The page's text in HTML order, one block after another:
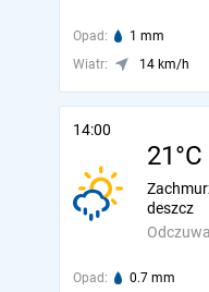
Opad: 1 mm
Wiatr:
14 km/h
14:00
21°C
deszcz
Opad: 0.7 mm